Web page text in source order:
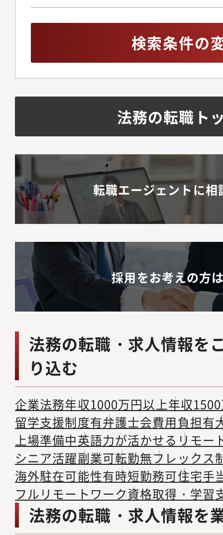
化内部通報制度の整
イアンス違反発生時
ISMSを含む、全社情
報保護体制の監督◆事
ンス文化の醸成労働
の法改正を先読みし
デート提案各事業部
プライアンス」研修
組織構成メンバー2名
ションの魅力】・代
断に直結するリーガ
能です。・上場前後
て、極めて市場価値
習得できます。・キ
じ、早期に法務責任
検索条件の
法務の転職ト
転職エージェントに相
採用をお考えの方
法務の転職・求人情報を
り込む
企業法務年収1000万円以上年収
留学支援制度有弁護士会費用負担有
上場準備中英語力が活かせる リモー
シニア活躍副業可転勤無フレックス
海外駐在可能性有時短勤務可住宅手
フルリモートワーク資格取得・学習
法務の転職・求人情報を